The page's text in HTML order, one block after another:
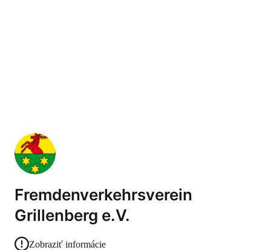
Fremdenverkehrsverein
Grillenberg e.V.
Zobraziť informácie